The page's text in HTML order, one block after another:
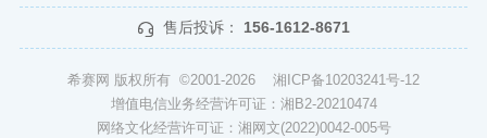
售后投诉： 156-1612-8671
希赛网 版权所有 ©2001-2026 湘ICP备10203241号-12
增值电信业务经营许可证：湘B2-20210474
网络文化经营许可证：湘网文(2022)0042-005号